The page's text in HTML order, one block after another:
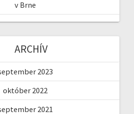
v Brne
ARCHÍV
2023
október 2022
2021